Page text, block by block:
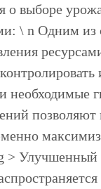
выборе
\ n Одним
> Улучшенный